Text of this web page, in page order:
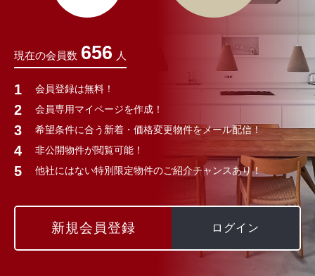
現在の会員数 656 人
会員登録は無料！
会員専用マイページを作成！
希望条件に合う新着・価格変更物件をメール配信！
非公開物件が閲覧可能！
他社にはない特別限定物件のご紹介チャンスあり！
新規会員登録 ログイン